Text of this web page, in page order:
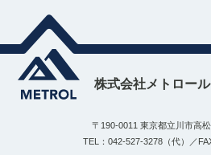
株式会社メトロール
〒190-0011 東京都立川市高
TEL：042-527-3278（代）／